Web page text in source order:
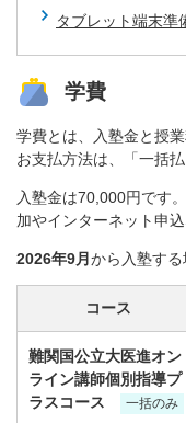
タブレット端末準
学費
学費とは、入塾金と授業
お支払方法は、「一括
入塾金は70,000円です
加やインターネット申
2026年9月 から入塾する
コース
難関国公立大医進オン
ライン講師個別指導プ
ラスコース
一括のみ